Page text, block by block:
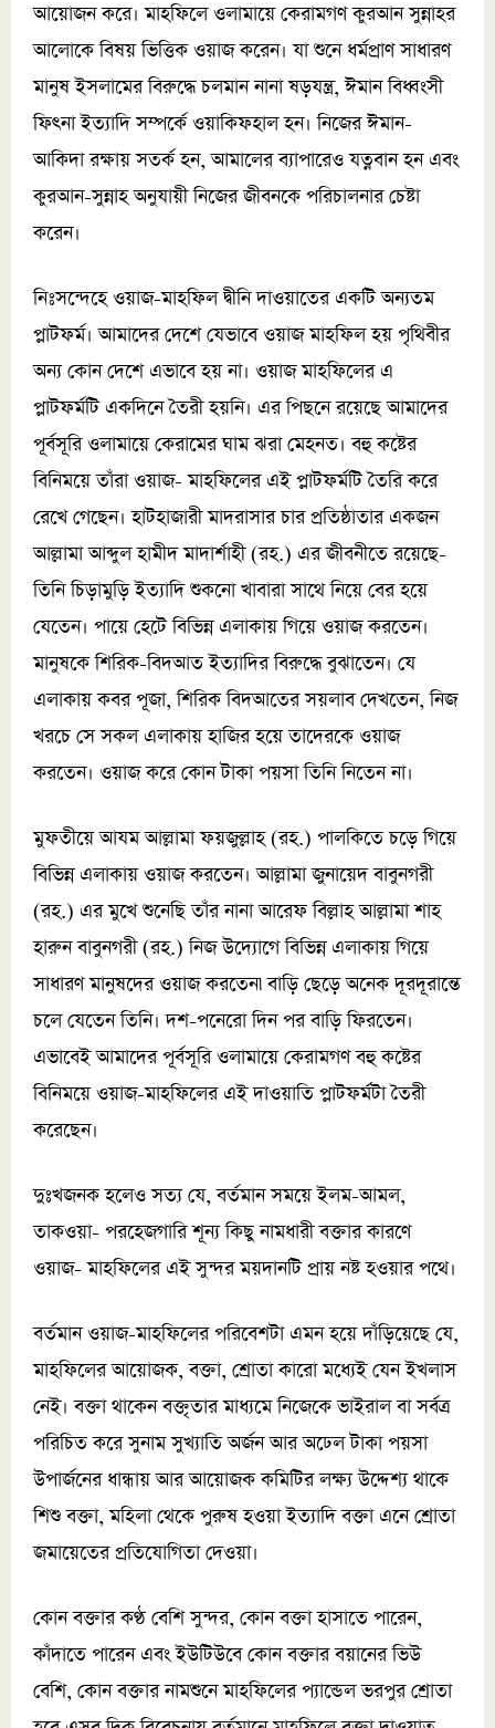
আয়োজন করে। মাহফিলে ওলামায়ে কেরামগণ কুরআন সুন্নাহর
আলোকে বিষয় ভিত্তিক ওয়াজ করেন। যা শুনে ধর্মপ্রাণ সাধারণ
মানুষ ইসলামের বিরুদ্ধে চলমান নানা ষড়যন্ত্র, ঈমান বিধ্বংসী
ফিৎনা ইত্যাদি সম্পর্কে ওয়াকিফহাল হন। নিজের ঈমান-
আকিদা রক্ষায় সতর্ক হন, আমালের ব্যাপারেও যত্নবান হন এবং
কুরআন-সুন্নাহ অনুযায়ী নিজের জীবনকে পরিচালনার চেষ্টা
করেন।
নিঃসন্দেহে ওয়াজ-মাহফিল দ্বীনি দাওয়াতের একটি অন্যতম
প্লাটফর্ম। আমাদের দেশে যেভাবে ওয়াজ মাহফিল হয় পৃথিবীর
অন্য কোন দেশে এভাবে হয় না। ওয়াজ মাহফিলের এ
প্লাটফর্মটি একদিনে তৈরী হয়নি। এর পিছনে রয়েছে আমাদের
পূর্বসূরি ওলামায়ে কেরামের ঘাম ঝরা মেহনত। বহু কষ্টের
বিনিময়ে তাঁরা ওয়াজ- মাহফিলের এই প্লাটফর্মটি তৈরি করে
রেখে গেছেন। হাটহাজারী মাদরাসার চার প্রতিষ্ঠাতার একজন
আল্লামা আব্দুল হামীদ মাদার্শাহী (রহ.) এর জীবনীতে রয়েছে-
তিনি চিড়ামুড়ি ইত্যাদি শুকনো খাবারা সাথে নিয়ে বের হয়ে
যেতেন। পায়ে হেটে বিভিন্ন এলাকায় গিয়ে ওয়াজ করতেন।
মানুষকে শিরিক-বিদআত ইত্যাদির বিরুদ্ধে বুঝাতেন। যে
এলাকায় কবর পূজা, শিরিক বিদআতের সয়লাব দেখতেন, নিজ
খরচে সে সকল এলাকায় হাজির হয়ে তাদেরকে ওয়াজ
করতেন। ওয়াজ করে কোন টাকা পয়সা তিনি নিতেন না।
মুফতীয়ে আযম আল্লামা ফয়জুল্লাহ (রহ.) পালকিতে চড়ে গিয়ে
বিভিন্ন এলাকায় ওয়াজ করতেন। আল্লামা জুনায়েদ বাবুনগরী
(রহ.) এর মুখে শুনেছি তাঁর নানা আরেফ বিল্লাহ আল্লামা শাহ
হারুন বাবুনগরী (রহ.) নিজ উদ্যোগে বিভিন্ন এলাকায় গিয়ে
সাধারণ মানুষদের ওয়াজ করতেন৷ বাড়ি ছেড়ে অনেক দূরদূরান্তে
চলে যেতেন তিনি। দশ-পনেরো দিন পর বাড়ি ফিরতেন।
এভাবেই আমাদের পূর্বসূরি ওলামায়ে কেরামগণ বহু কষ্টের
বিনিময়ে ওয়াজ-মাহফিলের এই দাওয়াতি প্লাটফর্মটা তৈরী
করেছেন।
দুঃখজনক হলেও সত্য যে, বর্তমান সময়ে ইলম-আমল,
তাকওয়া- পরহেজগারি শূন্য কিছু নামধারী বক্তার কারণে
ওয়াজ- মাহফিলের এই সুন্দর ময়দানটি প্রায় নষ্ট হওয়ার পথে।
বর্তমান ওয়াজ-মাহফিলের পরিবেশটা এমন হয়ে দাঁড়িয়েছে যে,
মাহফিলের আয়োজক, বক্তা, শ্রোতা কারো মধ্যেই যেন ইখলাস
নেই। বক্তা থাকেন বক্তৃতার মাধ্যমে নিজেকে ভাইরাল বা সর্বত্র
পরিচিত করে সুনাম সুখ্যাতি অর্জন আর অঢেল টাকা পয়সা
উপার্জনের ধান্ধায় আর আয়োজক কমিটির লক্ষ্য উদ্দেশ্য থাকে
শিশু বক্তা, মহিলা থেকে পুরুষ হওয়া ইত্যাদি বক্তা এনে শ্রোতা
জমায়েতের প্রতিযোগিতা দেওয়া।
কোন বক্তার কণ্ঠ বেশি সুন্দর, কোন বক্তা হাসাতে পারেন,
কাঁদাতে পারেন এবং ইউটিউবে কোন বক্তার বয়ানের ভিউ
বেশি, কোন বক্তার নামশুনে মাহফিলের প্যান্ডেল ভরপুর শ্রোতা